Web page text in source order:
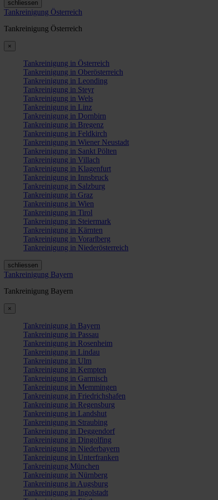
schliessen
Tankreinigung Österreich
Tankreinigung Österreich
×
Tankreinigung in Österreich
Tankreinigung in Oberösterreich
Tankreinigung in Leonding
Tankreinigung in Steyr
Tankreinigung in Wels
Tankreinigung in Linz
Tankreinigung in Dornbirn
Tankreinigung in Bregenz
Tankreinigung in Feldkirch
Tankreinigung in Wiener Neustadt
Tankreinigung in Sankt Pölten
Tankreinigung in Villach
Tankreinigung in Klagenfurt
Tankreinigung in Innsbruck
Tankreinigung in Salzburg
Tankreinigung in Graz
Tankreinigung in Wien
Tankreinigung in Tirol
Tankreinigung in Steiermark
Tankreinigung in Kärnten
Tankreinigung in Vorarlberg
Tankreinigung in Niederösterreich
schliessen
Tankreinigung Bayern
Tankreinigung Bayern
×
Tankreinigung in Bayern
Tankreinigung in Passau
Tankreinigung in Rosenheim
Tankreinigung in Lindau
Tankreinigung in Ulm
Tankreinigung in Kempten
Tankreinigung in Garmisch
Tankreinigung in Memmingen
Tankreinigung in Friedrichshafen
Tankreinigung in Regensburg
Tankreinigung in Landshut
Tankreinigung in Straubing
Tankreinigung in Deggendorf
Tankreinigung in Dingolfing
Tankreinigung in Niederbayern
Tankreinigung in Unterfranken
Tankreinigung München
Tankreinigung in Nürnberg
Tankreinigung in Augsburg
Tankreinigung in Ingolstadt